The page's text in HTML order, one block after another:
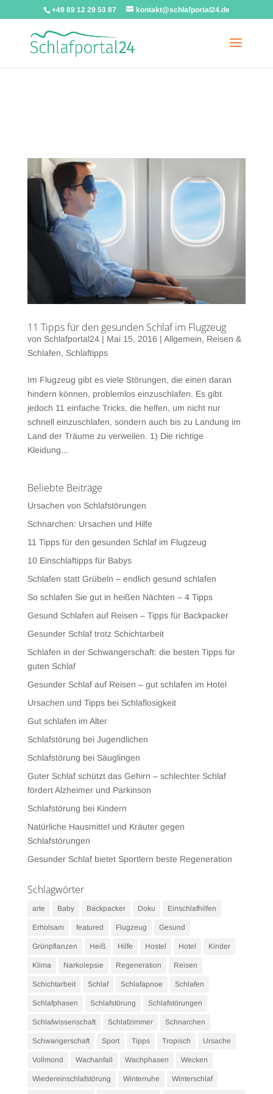
Warning: A non-numeric value encountered in
/homepages/u58158/schlafportal24_de/wp-
content/themes/Divi/functions.php
+49 89 12 29 53 87 kontakt@schlafportal24.de
11 Tipps für den gesunden Schlaf im Flugzeug
von Schlafportal24| Mai 15, 2016 | Allgemein, Reisen &
Schlafen, Schlaftipps
Im Flugzeug gibt es viele Störungen, die einen daran
hindern können, problemlos einzuschlafen. Es gibt
jedoch 11 einfache Tricks, die helfen, um nicht nur
schnell einzuschlafen, sondern auch bis zu Landung im
Land der Träume zu verweilen. 1) Die richtige
Kleidung...
Beliebte Beiträge
Ursachen von Schlafstörungen
Schnarchen: Ursachen und Hilfe
11 Tipps für den gesunden Schlaf im Flugzeug
10 Einschlaftipps für Babys
Schlafen statt Grübeln – endlich gesund schlafen
So schlafen Sie gut in heißen Nächten – 4 Tipps
Gesund Schlafen auf Reisen – Tipps für Backpacker
Gesunder Schlaf trotz Schichtarbeit
Schlafen in der Schwangerschaft: die besten Tipps für
guten Schlaf
Gesunder Schlaf auf Reisen – gut schlafen im Hotel
Ursachen und Tipps bei Schlaflosigkeit
Gut schlafen im Alter
Schlafstörung bei Jugendlichen
Schlafstörung bei Säuglingen
Guter Schlaf schützt das Gehirn – schlechter Schlaf
fördert Alzheimer und Parkinson
Schlafstörung bei Kindern
Natürliche Hausmittel und Kräuter gegen
Schlafstörungen
Gesunder Schlaf bietet Sportlern beste Regeneration
Schlagwörter
arte Baby Backpacker Doku Einschlafhilfen
Erholsam featured Flugzeug Gesund
Grünpflanzen Heiß Hilfe Hostel Hotel Kinder
Klima Narkolepsie Regeneration Reisen
Schichtarbeit Schlaf Schlafapnoe Schlafen
Schlafphasen Schlafstörung Schlafstörungen
Schlafwissenschaft Schlafzimmer Schnarchen
Schwangerschaft Sport Tipps Tropisch Ursache
Vollmond Wachanfall Wachphasen Wecken
Wiedereinschlafstörung Winterruhe Winterschlaf